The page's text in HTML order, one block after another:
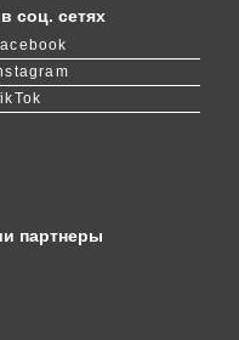
с набережной
и другие
и
на
партнеров,
способ
пофлиртовать с
А потом подождать
соц. сетях
партнеры